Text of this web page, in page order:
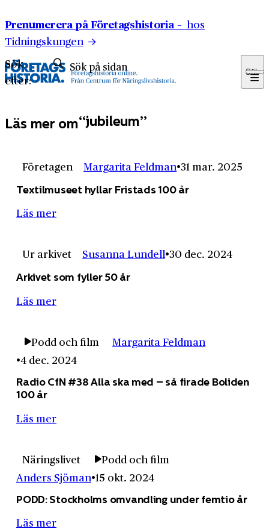
Prenumerera på Företagshistoria – hos
Tidningskungen
Sök
efter:
Sök
Läs mer om jubileum
Företagen Margarita Feldman 31 mar. 2025
Textilmuseet hyllar Fristads 100 år
Läs mer
Ur arkivet Susanna Lundell 30 dec. 2024
Arkivet som fyller 50 år
Läs mer
Podd och film
Margarita Feldman
4 dec. 2024
Radio CfN #38 Alla ska med – så firade Boliden
100 år
Läs mer
Näringslivet
Podd och film
Anders Sjöman 15 okt. 2024
PODD: Stockholms omvandling under femtio år
Läs mer